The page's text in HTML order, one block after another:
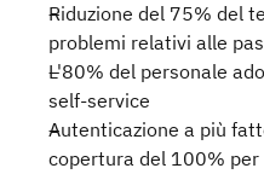
Riduzione del 75% del
problemi relativi alle
L'80% del personale
self-service
Autenticazione a più
copertura del 100% per